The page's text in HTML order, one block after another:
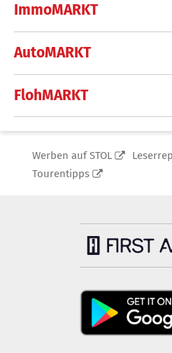
ImmoMARKT
AutoMARKT
FlohMARKT
Werben auf STOL
Tourentipps